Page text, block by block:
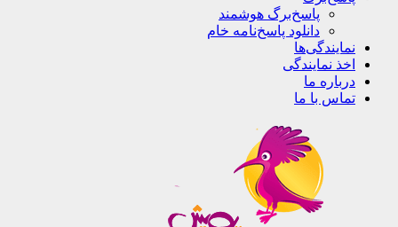
پاسخ‌برگ‌ هوشمند
دانلود پاسخ‌نامه خام
نمایندگی‌ها
اخذ نمایندگی
درباره ما
تماس با ما